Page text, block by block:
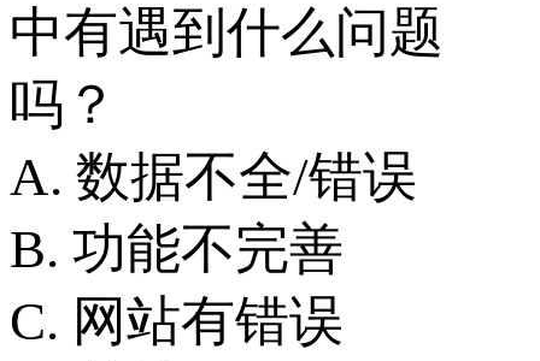
中有遇到什么问题
吗？
A. 数据不全/错误
B. 功能不完善
C. 网站有错误